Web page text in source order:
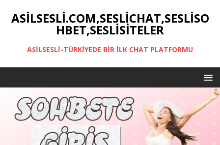
ASILSESLI.COM,SESLICHAT,SESLISO
HBET,SESLISITELER
ASILSESLI-TÜRKIYEDE BIR İLK CHAT PLATFORMU